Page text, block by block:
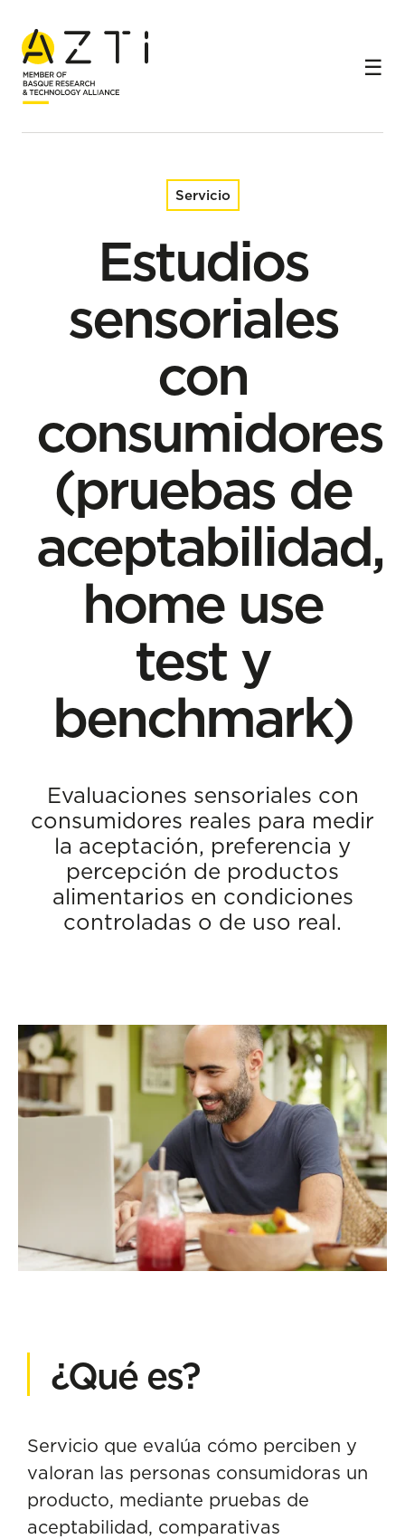
Inicio
Servicios
Estudios sensoriales con consumidores (pruebas de
aceptabilidad, home use test y benchmark)
Servicio
Estudios
sensoriales
con
consumidores
(pruebas de
aceptabilidad,
home use
test y
benchmark)
Evaluaciones sensoriales con
consumidores reales para medir
la aceptación, preferencia y
percepción de productos
alimentarios en condiciones
controladas o de uso real.
¿Qué es?
Servicio que evalúa cómo perciben y
valoran las personas consumidoras un
producto, mediante pruebas de
aceptabilidad, comparativas